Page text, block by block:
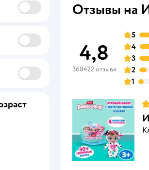
Отзывы на
4,8
368422 отзыва
5
4
3
2
1